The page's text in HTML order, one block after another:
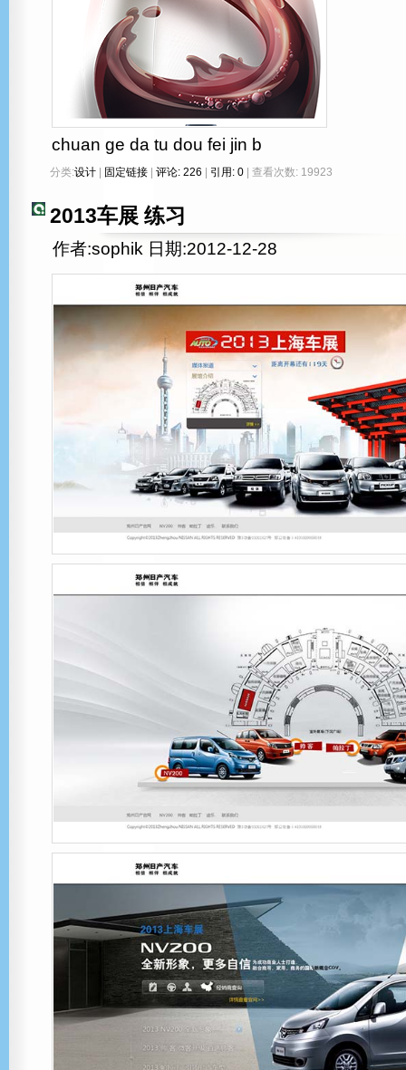
chuan ge da tu dou fei jin b
分类:设计 固定链接 评论: 226 引用: 0 | 查看次数: 19923
2013车展 练习
作者:sophik 日期:2012-12-28